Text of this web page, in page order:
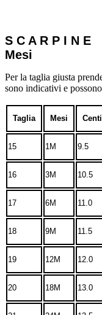
S C A R P I N
Mesi
Per la taglia giusta
sono indicativi e
Taglia Mesi
15 1M 9.5
16 3M 10.5
17 6M 11.0
18 9M 11.5
19 12M 12.0
20 18M 13.0